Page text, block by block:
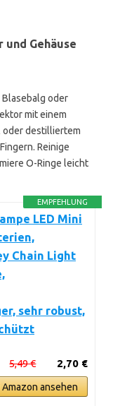
Gehäuse
oder
mit einem
oder destilliertem
Reinige
O-Ringe leicht
EMPFEHLUNG
LED Mini
Chain Light
sehr robust,
2,70 €
5,49 €
Amazon ansehen